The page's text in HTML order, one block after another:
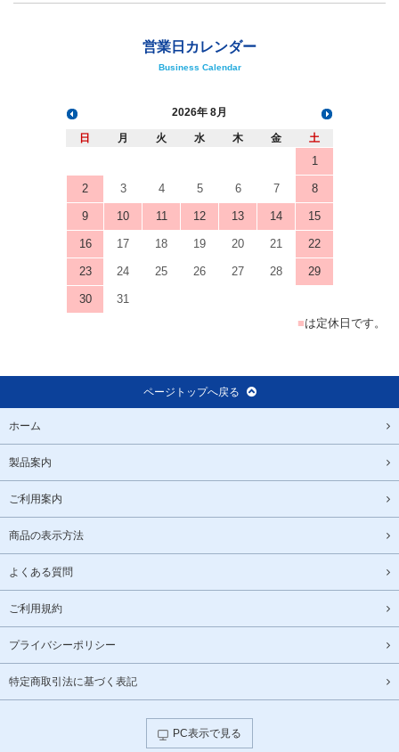
営業日カレンダー
Business Calendar
2026 8月
日 月 火 水 木 金 土
1
2 3 4 5 6 7 8
9 10 11 12 13 14 15
16 17 18 19 20 21 22
23 24 25 26 27 28 29
30
31
■は定休日です。
ページトップへ戻る
ホーム
製品案内
ご利用案内
商品の表示方法
よくある質問
ご利用規約
プライバシーポリシー
特定商取引法に基づく表記
PC表示で見る